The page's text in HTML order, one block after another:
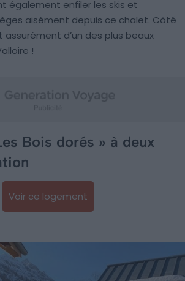
également enfiler les skis et
aisément depuis ce chalet. Côté
assurément d’un des plus beaux
!
Bois dorés » à deux
Voir ce logement